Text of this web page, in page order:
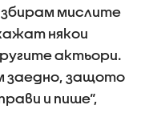
мислите
някои
актьори.
заедно, защото
и пише“,